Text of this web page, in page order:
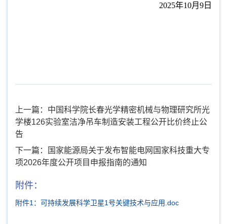
2025年10月9日
上一篇：中国科学院长春光学精密机械与物理研究所光
学楼126实验室洁净吊车制造安装工程公开比价终止公
告
下一篇：国家能源局关于发布智能电网国家科技重大专
项2026年度公开项目申报指南的通知
附件：
附件1：可持续发展科学卫星1号关键技术与应用.doc